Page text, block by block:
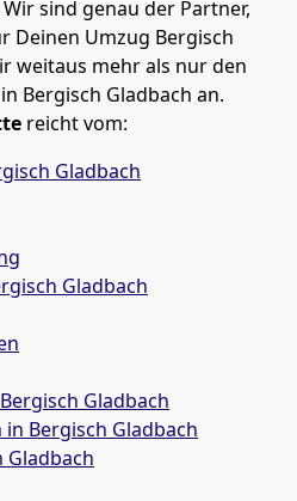
sind genau der Partner,
Deinen Umzug Bergisch
weitaus mehr als nur den
Bergisch Gladbach an.
reicht vom:
Gladbach
Gladbach
Gladbach
Bergisch Gladbach
Gladbach